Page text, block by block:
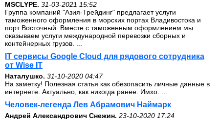
MSCLYPE. 31-03-2021 15:52
Группа компаний "Азия-Трейдинг" предлагает услуги
таможенного оформления в морских портах Владивостока и
порт Восточный. Вместе с таможенным оформлением мы
оказываем услуги международной перевозки сборных и
контейнерных грузов. ...
IT сервисы Google Cloud для рядового сотрудника
от Wise IT
Наталушко. 31-10-2020 04:47
На заметку! Полезная статья как обезопасить личные данные в
интернете. Актуально, как никогда ранее. Имхо. ...
Человек-легенда Лев Абрамович Наймарк
Андрей Александрович Снежин. 23-10-2020 17:24